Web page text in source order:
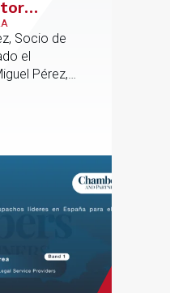
la
Socio de
el
Pérez,